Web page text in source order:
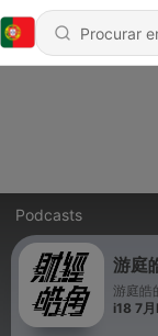
Podcasts
游庭
游庭皓
i18 7